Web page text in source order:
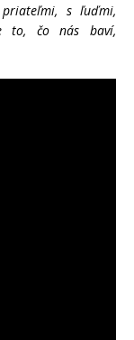
s ľuďmi,
to, čo nás baví,